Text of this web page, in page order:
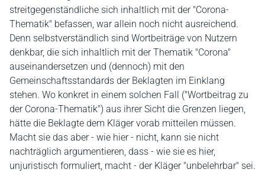
streitgegenständliche sich inhaltlich mit der "Corona-
Thematik" befassen, war allein noch nicht ausreichend.
Denn selbstverständlich sind Wortbeiträge von Nutzern
denkbar, die sich inhaltlich mit der Thematik "Corona"
auseinandersetzen und (dennoch) mit den
Gemeinschaftsstandards der Beklagten im Einklang
stehen. Wo konkret in einem solchen Fall ("Wortbeitrag zu
der Corona-Thematik") aus ihrer Sicht die Grenzen liegen,
hätte die Beklagte dem Kläger vorab mitteilen müssen.
Macht sie das aber - wie hier - nicht, kann sie nicht
nachträglich argumentieren, dass - wie sie es hier,
unjuristisch formuliert, macht - der Kläger "unbelehrbar" sei.